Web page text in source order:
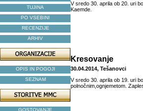
TUJINA
PO VSEBINI
RECENZIJE
ARHIV
OPIS IN POGOJI
SEZNAM
GOSTOVANJE
V sredo 30. aprila ob 20. uri
Kaemde.
Kresovanje
30.04.2014, Tešanovci
V sredo 30. aprila ob 19. uri
polnočnim,ognjemetom.